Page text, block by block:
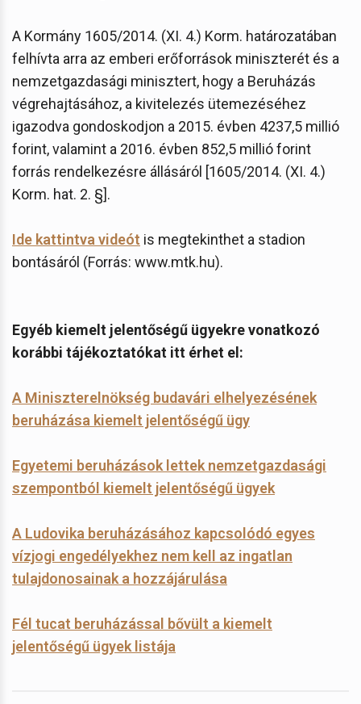
A Kormány 1605/2014. (XI. 4.) Korm. határozatában
felhívta arra az emberi erőforrások miniszterét és a
nemzetgazdasági minisztert, hogy a Beruházás
végrehajtásához, a kivitelezés ütemezéséhez
igazodva gondoskodjon a 2015. évben 4237,5 millió
forint, valamint a 2016. évben 852,5 millió forint
forrás rendelkezésre állásáról [1605/2014. (XI. 4.)
Korm. hat. 2. §].
Ide kattintva videót is megtekinthet a stadion
bontásáról (Forrás: www.mtk.hu).
Egyéb kiemelt jelentőségű ügyekre vonatkozó
korábbi tájékoztatókat itt érhet el:
A Miniszterelnökség budavári elhelyezésének
beruházása kiemelt jelentőségű ügy
Egyetemi beruházások lettek nemzetgazdasági
szempontból kiemelt jelentőségű ügyek
A Ludovika beruházásához kapcsolódó egyes
vízjogi engedélyekhez nem kell az ingatlan
tulajdonosainak a hozzájárulása
Fél tucat beruházással bővült a kiemelt
jelentőségű ügyek listája